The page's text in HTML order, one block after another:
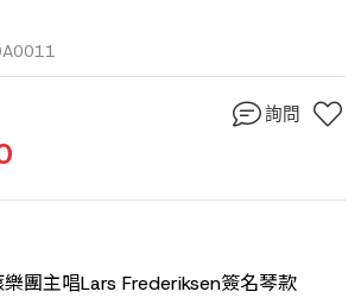
詢問
團主唱Lars Frederiksen簽名琴款